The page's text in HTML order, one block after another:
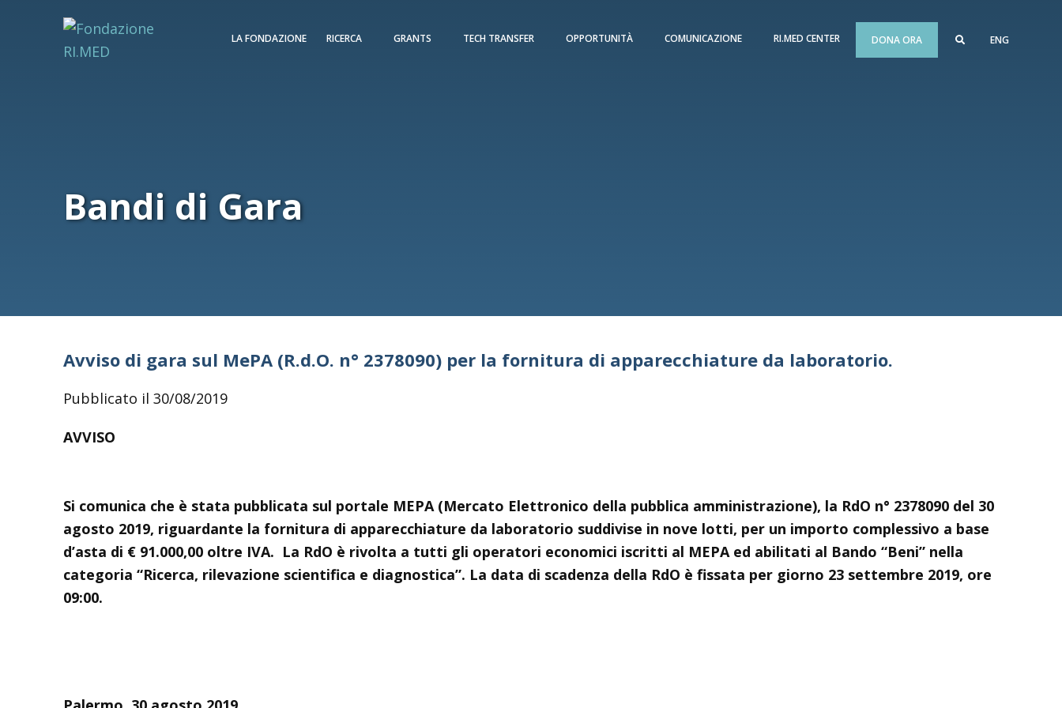
LA FONDAZIONE RICERCA GRANTS TECH TRANSFER OPPORTUNITÀ COMUNICAZIONE RI.MED CENTER DONA ORA ENG
Bandi di Gara
Avviso di gara sul MePA (R.d.O. n° 2378090) per la fornitura di apparecchiature da laboratorio.
Pubblicato il 30/08/2019
AVVISO
Si comunica che è stata pubblicata sul portale MEPA (Mercato Elettronico della pubblica amministrazione), la RdO n° 2378090 del 30
agosto 2019, riguardante la fornitura di apparecchiature da laboratorio suddivise in nove lotti, per un importo complessivo a base
d’asta di € 91.000,00 oltre IVA. La RdO è rivolta a tutti gli operatori economici iscritti al MEPA ed abilitati al Bando “Beni” nella
categoria “Ricerca, rilevazione scientifica e diagnostica”. La data di scadenza della RdO è fissata per giorno 23 settembre 2019, ore
09:00.